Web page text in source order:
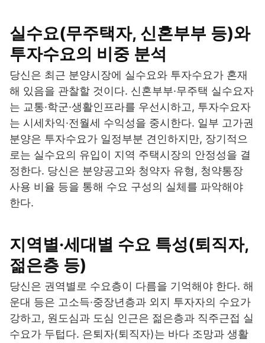
실수요(무주택자, 신혼부부 등)와
투자수요의 비중 분석
당신은 최근 분양시장에 실수요와 투자수요가 혼재
해 있음을 관찰할 것이다. 신혼부부·무주택 실수요자
는 교통·학군·생활인프라를 우선시하고, 투자수요자
는 시세차익·전월세 수익성을 중시한다. 일부 고가권
분양은 투자수요가 일정부분 견인하지만, 장기적으
로는 실수요의 유입이 지역 주택시장의 안정성을 결
정한다. 당신은 분양공고와 청약자 유형, 청약통장
사용 비율 등을 통해 수요 구성의 실체를 파악해야
한다.
지역별·세대별 수요 특성(퇴직자,
젊은층 등)
당신은 권역별로 수요층이 다름을 기억해야 한다. 해
운대 등은 고소득·중장년층과 외지 투자자의 수요가
강하고, 원도심과 도심 인근은 젊은층과 직주근접 실
수요가 두텁다. 은퇴자(퇴직자)는 바다 조망과 생활